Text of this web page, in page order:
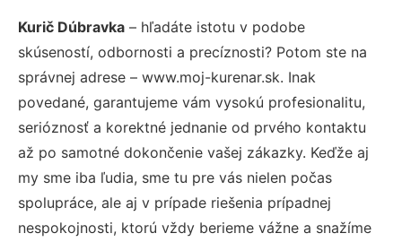
Kurič Dúbravka – hľadáte istotu v podobe
skúseností, odbornosti a precíznosti? Potom ste na
správnej adrese – www.moj-kurenar.sk. Inak
povedané, garantujeme vám vysokú profesionalitu,
serióznosť a korektné jednanie od prvého kontaktu
až po samotné dokončenie vašej zákazky. Keďže aj
my sme iba ľudia, sme tu pre vás nielen počas
spolupráce, ale aj v prípade riešenia prípadnej
nespokojnosti, ktorú vždy berieme vážne a snažíme